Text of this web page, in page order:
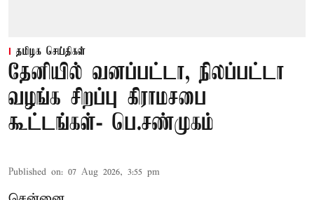
தமிழக செய்திகள்
தேனியில் வனப்பட்டா, நிலப்பட்டா
வழங்க சிறப்பு கிராமசபை
கூட்டங்கள்- பெ.சண்முகம்
Published on: 07 Aug 2026, 3:55 pm